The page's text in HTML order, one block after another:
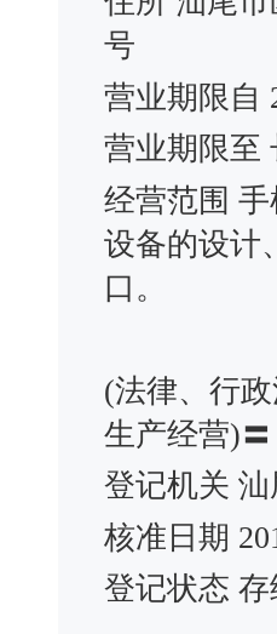
号
营业期限自
营业期限至
经营范围
设备的设计
口。
(法律、行
生产经营)〓
登记机关
核准日期
登记状态 存